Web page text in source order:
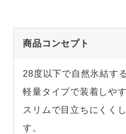
商品コンセプト
28度以下で自然氷結す
軽量タイプで装着しや
スリムで目立ちにくく
す。